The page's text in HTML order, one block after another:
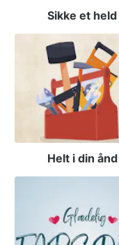
Sikke et held
Helt i din ånd